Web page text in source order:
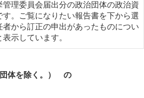
理委員会届出分の政治団体の政治資
。ご覧になりたい報告書を下から選
から訂正の申出があったものについ
示しています。
団体を除く。） の